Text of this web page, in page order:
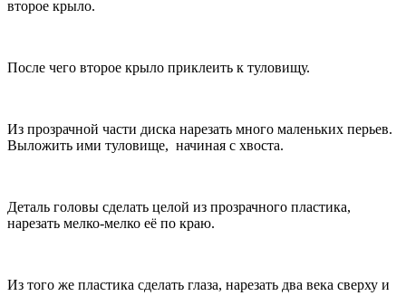
второе крыло.
После чего второе крыло приклеить к туловищу.
Из прозрачной части диска нарезать много маленьких перьев.
Выложить ими туловище, начиная с хвоста.
Деталь головы сделать целой из прозрачного пластика,
нарезать мелко-мелко её по краю.
Из того же пластика сделать глаза, нарезать два века сверху и